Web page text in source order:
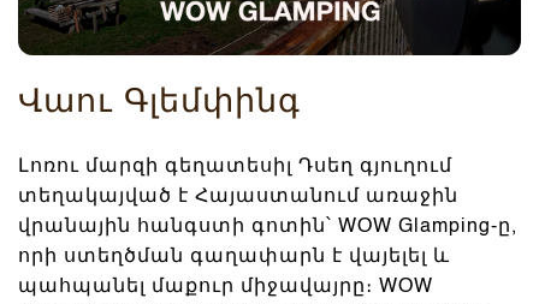
Վաու Գլեմփինգ
Լոռու մարզի գեղատեսիլ Դսեղ գյուղում
տեղակայված է Հայաստանում առաջին
վրանային հանգստի գոտին՝ WOW Glamping-ը,
որի ստեղծման գաղափարն է վայելել և
պահպանել մաքուր միջավայրը։ WOW